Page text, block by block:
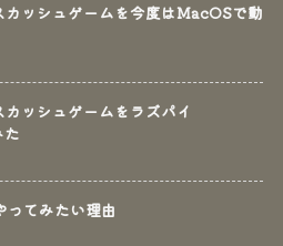
ッシュゲームを今度はMacOSで動
ッシュゲームをラズパイ
ってみたい理由